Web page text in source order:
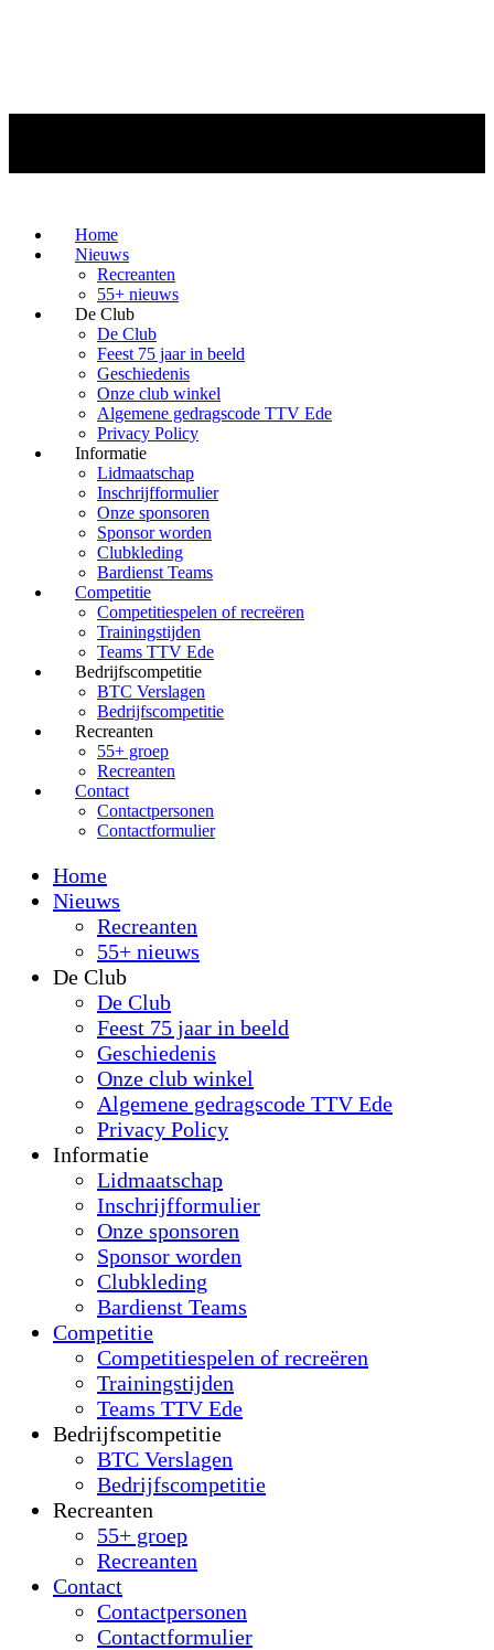
Home
Nieuws
Recreanten
55+ nieuws
De Club
De Club
Feest 75 jaar in beeld
Geschiedenis
Onze club winkel
Algemene gedragscode TTV Ede
Privacy Policy
Informatie
Lidmaatschap
Inschrijfformulier
Onze sponsoren
Sponsor worden
Clubkleding
Bardienst Teams
Competitie
Competitiespelen of recreëren
Trainingstijden
Teams TTV Ede
Bedrijfscompetitie
BTC Verslagen
Bedrijfscompetitie
Recreanten
55+ groep
Recreanten
Contact
Contactpersonen
Contactformulier
Home
Nieuws
Recreanten
55+ nieuws
De Club
De Club
Feest 75 jaar in beeld
Geschiedenis
Onze club winkel
Algemene gedragscode TTV Ede
Privacy Policy
Informatie
Lidmaatschap
Inschrijfformulier
Onze sponsoren
Sponsor worden
Clubkleding
Bardienst Teams
Competitie
Competitiespelen of recreëren
Trainingstijden
Teams TTV Ede
Bedrijfscompetitie
BTC Verslagen
Bedrijfscompetitie
Recreanten
55+ groep
Recreanten
Contact
Contactpersonen
Contactformulier